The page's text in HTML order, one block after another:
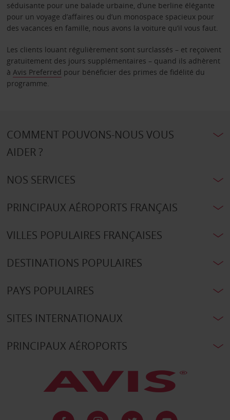
séduisante pour une balade urbaine, d’une berline élégante
pour un voyage d’affaires ou d’un monospace spacieux pour
des vacances en famille, nous avons la voiture qu’il vous faut.
Les clients louant régulièrement sont surclassés – et reçoivent
gratuitement des jours supplémentaires – quand ils adhèrent
à Avis Preferred pour bénéficier des primes de fidélité du
programme.
COMMENT POUVONS-NOUS VOUS
AIDER ?
NOS SERVICES
PRINCIPAUX AÉROPORTS FRANÇAIS
VILLES POPULAIRES FRANÇAISES
DESTINATIONS POPULAIRES
PAYS POPULAIRES
SITES INTERNATIONAUX
PRINCIPAUX AÉROPORTS